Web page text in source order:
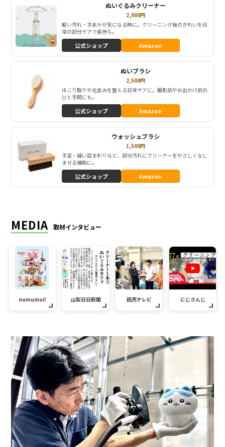
ぬいぐるみクリーナー
2,000円
軽い汚れ・手あかが気になる時に。クリーニング後のきれいを日
常の部分ケアで長持ち。
公式ショップ Amazon
ぬいブラシ
2,500円
ほこり取りや毛並みを整える日常ケアに。撮影前やお出かけ前の
ひと手間にも。
公式ショップ Amazon
ウォッシュブラシ
1,500円
手足・縫い目まわりなど、部分汚れにクリーナーをやさしくなじ
ませる補助に。
公式ショップ Amazon
MEDIA 取材インタビュー
nuinuinui! 山梨日日新聞 読売テレビ にじさんじ